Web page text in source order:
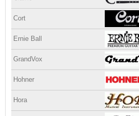
Cort
Ernie Ball
GrandVox
Hohner
Hora